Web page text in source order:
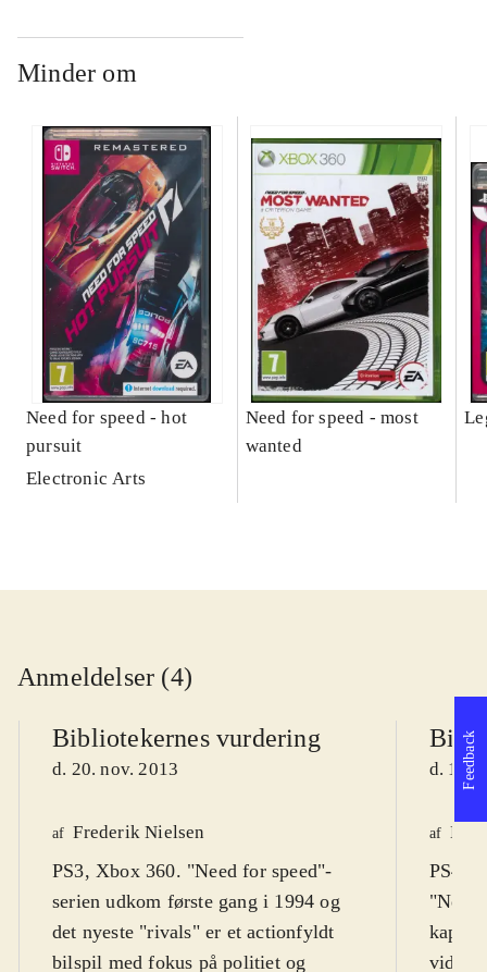
Minder om
Need for speed - hot
pursuit
Electronic Arts
Need for speed - most
wanted
Anmeldelser (4)
Bibliotekernes vurdering
d. 20. nov. 2013
af Frederik Nielsen
PS3, Xbox 360. "Need for speed"-
serien udkom første gang i 1994 og
det nyeste "rivals" er et actionfyldt
bilspil med fokus på politiet og
d. 17.
af
PS4,
"Need
videre
Feedback